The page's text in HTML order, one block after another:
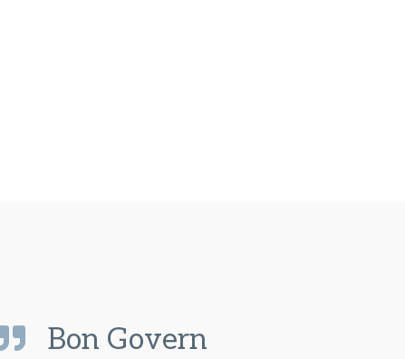
Bon Govern